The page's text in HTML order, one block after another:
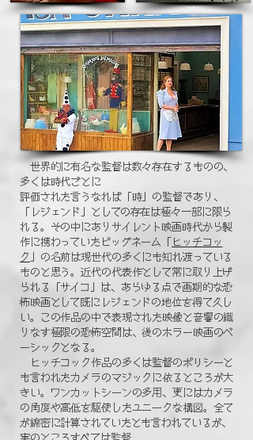
​ 世界的に有名な監督は数々存在するものの、
多くは時代ごとに
評価された言うなれば「時」の監督であり、
「レジェンド」としての存在は極々一部に限ら
れる。その中にありサイレント映画時代から製
作に携わっていたビッグネーム「
ヒッチコッ
ク
」の名前は現世代の多くにも知れ渡っている
ものと思う。近代の代表作として常に取り上げ
られる「サイコ」は、あらゆる点で画期的な恐
怖映画として既にレジェンドの地位を得て久し
い。この作品の中で表現された映像と音響の織
りなす極限の恐怖空間は、後のホラー映画のベ
ーシックとなる。
ヒッチコック作品の多くは監督のポリシーと
も言われたカメラのマジックに依るところが大
きい。ワンカットシーンの多用、更にはカメラ
の角度や高低を駆使したユニークな構図。全て
が綿密に計算されていたとも言われているが、